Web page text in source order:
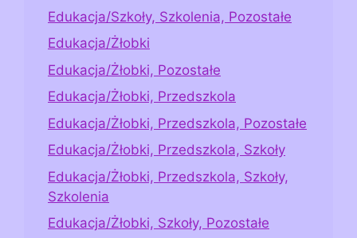
Edukacja/Szkoły, Szkolenia, Pozostałe
Edukacja/Żłobki
Edukacja/Żłobki, Pozostałe
Edukacja/Żłobki, Przedszkola
Edukacja/Żłobki, Przedszkola, Pozostałe
Edukacja/Żłobki, Przedszkola, Szkoły
Edukacja/Żłobki, Przedszkola, Szkoły,
Szkolenia
Edukacja/Żłobki, Szkoły, Pozostałe